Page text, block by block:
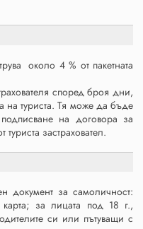
около 4 % от пакетната
според броя дни,
на туриста. Тя може да бъде
на договора за
застраховател.
документ за самоличност:
за лицата под 18 г.,
си или пътуващи с